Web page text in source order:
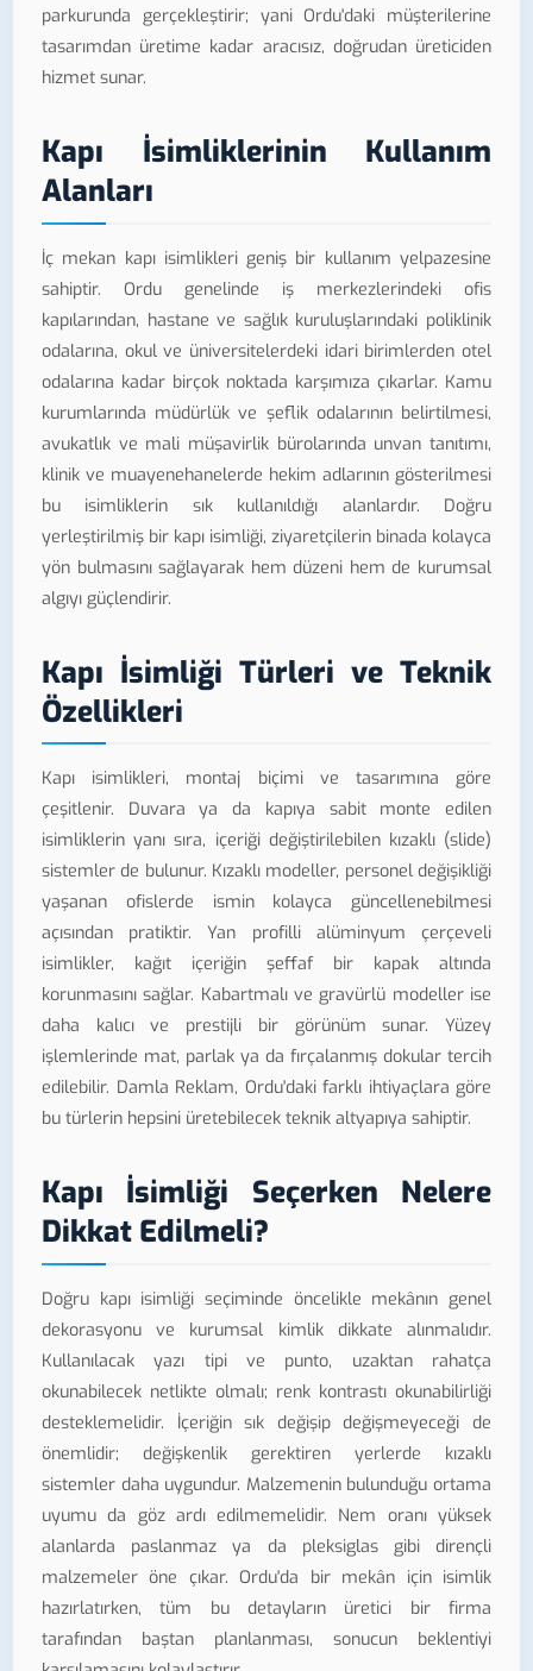
parkurunda gerçekleştirir; yani Ordu'daki müşterilerine
tasarımdan üretime kadar aracısız, doğrudan üreticiden
hizmet sunar.
Kapı İsimliklerinin Kullanım
Alanları
İç mekan kapı isimlikleri geniş bir kullanım yelpazesine
sahiptir. Ordu genelinde iş merkezlerindeki ofis
kapılarından, hastane ve sağlık kuruluşlarındaki poliklinik
odalarına, okul ve üniversitelerdeki idari birimlerden otel
odalarına kadar birçok noktada karşımıza çıkarlar. Kamu
kurumlarında müdürlük ve şeflik odalarının belirtilmesi,
avukatlık ve mali müşavirlik bürolarında unvan tanıtımı,
klinik ve muayenehanelerde hekim adlarının gösterilmesi
bu isimliklerin sık kullanıldığı alanlardır. Doğru
yerleştirilmiş bir kapı isimliği, ziyaretçilerin binada kolayca
yön bulmasını sağlayarak hem düzeni hem de kurumsal
algıyı güçlendirir.
Kapı İsimliği Türleri ve Teknik
Özellikleri
Kapı isimlikleri, montaj biçimi ve tasarımına göre
çeşitlenir. Duvara ya da kapıya sabit monte edilen
isimliklerin yanı sıra, içeriği değiştirilebilen kızaklı (slide)
sistemler de bulunur. Kızaklı modeller, personel değişikliği
yaşanan ofislerde ismin kolayca güncellenebilmesi
açısından pratiktir. Yan profilli alüminyum çerçeveli
isimlikler, kağıt içeriğin şeffaf bir kapak altında
korunmasını sağlar. Kabartmalı ve gravürlü modeller ise
daha kalıcı ve prestijli bir görünüm sunar. Yüzey
işlemlerinde mat, parlak ya da fırçalanmış dokular tercih
edilebilir. Damla Reklam, Ordu'daki farklı ihtiyaçlara göre
bu türlerin hepsini üretebilecek teknik altyapıya sahiptir.
Kapı İsimliği Seçerken Nelere
Dikkat Edilmeli?
Doğru kapı isimliği seçiminde öncelikle mekânın genel
dekorasyonu ve kurumsal kimlik dikkate alınmalıdır.
Kullanılacak yazı tipi ve punto, uzaktan rahatça
okunabilecek netlikte olmalı; renk kontrastı okunabilirliği
desteklemelidir. İçeriğin sık değişip değişmeyeceği de
önemlidir; değişkenlik gerektiren yerlerde kızaklı
sistemler daha uygundur. Malzemenin bulunduğu ortama
uyumu da göz ardı edilmemelidir. Nem oranı yüksek
alanlarda paslanmaz ya da pleksiglas gibi dirençli
malzemeler öne çıkar. Ordu'da bir mekân için isimlik
hazırlatırken, tüm bu detayların üretici bir firma
tarafından baştan planlanması, sonucun beklentiyi